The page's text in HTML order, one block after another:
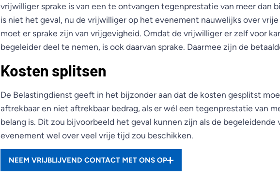
vrijwilliger sprake is van een te ontvangen tegenprestatie van meer dan
is niet het geval, nu de vrijwilliger op het evenement nauwelijks over
moet er sprake zijn van vrijgevigheid. Omdat de vrijwilliger er zelf voor
begeleider deel te nemen, is ook daarvan sprake. Daarmee zijn de
Kosten splitsen
De Belastingdienst geeft in het bijzonder aan dat de kosten gesplitst
aftrekbaar en niet aftrekbaar bedrag, als er wél een tegenprestatie van
belang is. Dit zou bijvoorbeeld het geval kunnen zijn als de
evenement wel over veel vrije tijd zou beschikken.
NEEM VRIJBLIJVEND CONTACT MET ONS OP